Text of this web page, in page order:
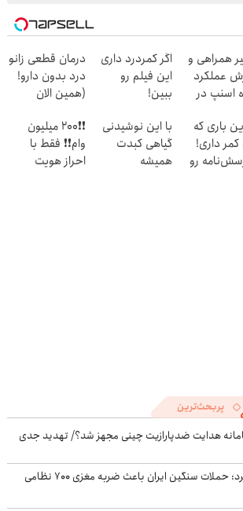
همراهی و
عملکرد
اسنپ در
اگر کمردرد داری
این فیلم رو
ببین!
پر کن◖
درمان قطعی زانو
درد بدون دارو!
(همین الان
کن)
باری که
کمر داری!
رو
با این نوشیدنی
گیاهی کبدت
همیشه
❗❗200 میلیون
وام❗❗ فقط با
احراز هویت
پربحث‌ترین
هدایت ضدپارازیت چینی مجهز شد؟/ تهدید جدی
آسوشیتدپرس افشا کرد: حملات سنگین ایران باعث ضربه مغزی ۷۰۰ نظامی